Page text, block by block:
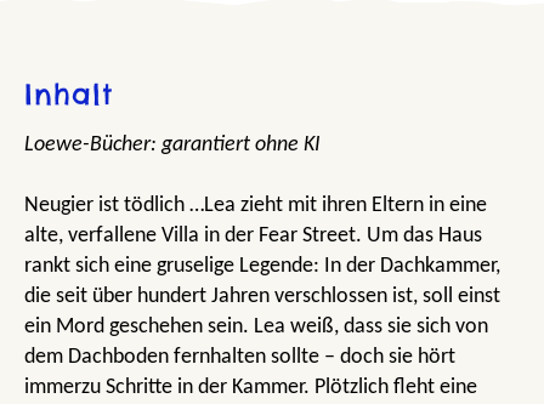
Inhalt
Loewe-Bücher: garantiert ohne KI
Neugier ist tödlich …Lea zieht mit ihren Eltern in eine
alte, verfallene Villa in der Fear Street. Um das Haus
rankt sich eine gruselige Legende: In der Dachkammer,
die seit über hundert Jahren verschlossen ist, soll einst
ein Mord geschehen sein. Lea weiß, dass sie sich von
dem Dachboden fernhalten sollte – doch sie hört
immerzu Schritte in der Kammer. Plötzlich fleht eine